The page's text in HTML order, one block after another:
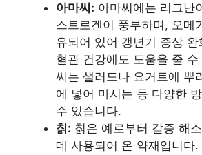
아마씨: 아마씨에는 리그난
스트로겐이 풍부하며, 오메
유되어 있어 갱년기 증상
혈관 건강에도 도움을 줄
씨는 샐러드나 요거트에 뿌
에 넣어 마시는 등 다양한
수 있습니다.
칡: 칡은 예로부터 갈증 해
데 사용되어 온 약재입니다